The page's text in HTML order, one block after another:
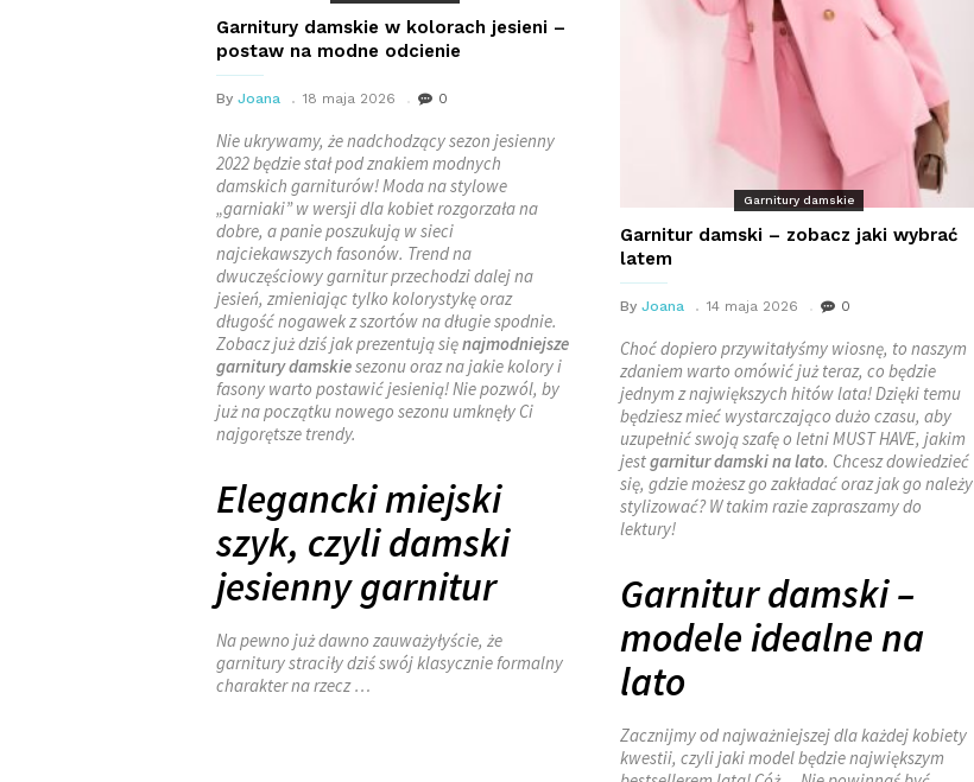
Garnitury damskie w kolorach jesieni –
postaw na modne odcienie
By Joana 18 maja 2026 0
Nie ukrywamy, że nadchodzący sezon jesienny
2022 będzie stał pod znakiem modnych
damskich garniturów! Moda na stylowe
„garniaki” w wersji dla kobiet rozgorzała na
dobre, a panie poszukują w sieci
najciekawszych fasonów. Trend na
dwuczęściowy garnitur przechodzi dalej na
jesień, zmieniając tylko kolorystykę oraz
długość nogawek z szortów na długie spodnie.
Zobacz już dziś jak prezentują sięnajmodniejsze
garnitury damskiesezonu oraz na jakie kolory i
fasony warto postawić jesienią! Nie pozwól, by
już na początku nowego sezonu umknęły Ci
najgorętsze trendy.
Elegancki miejski
szyk, czyli damski
jesienny garnitur
Na pewno już dawno zauważyłyście, że
garnitury straciły dziś swój klasycznie formalny
charakter na rzecz …
Garnitury damskie
Garnitur damski – zobacz jaki wybrać
latem
By Joana 14 maja 2026 0
Choć dopiero przywitałyśmy wiosnę, to naszym
zdaniem warto omówić już teraz, co będzie
jednym z największych hitów lata! Dzięki temu
będziesz mieć wystarczająco dużo czasu, aby
uzupełnić swoją szafę o letni MUST HAVE, jakim
jestgarnitur damski na lato. Chcesz dowiedzieć
się, gdzie możesz go zakładać oraz jak go należy
stylizować? W takim razie zapraszamy do
lektury!
Garnitur damski –
modele idealne na
lato
Zacznijmy od najważniejszej dla każdej kobiety
kwestii, czyli jaki model będzie największym